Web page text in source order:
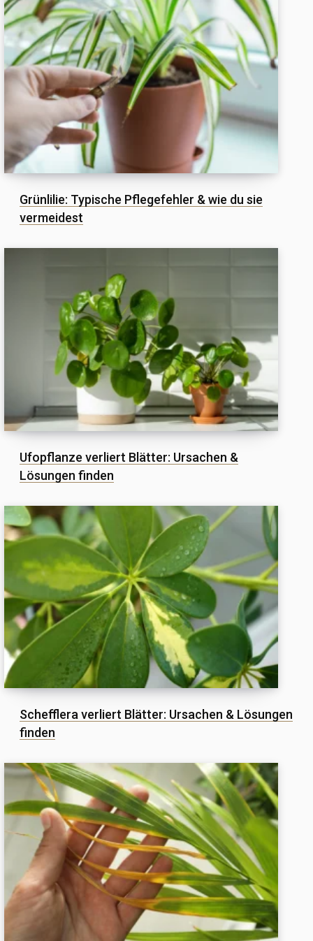
Grünlilie: Typische Pflegefehler & wie du sie
vermeidest
Ufopflanze verliert Blätter: Ursachen &
Lösungen finden
Schefflera verliert Blätter: Ursachen & Lösungen
finden